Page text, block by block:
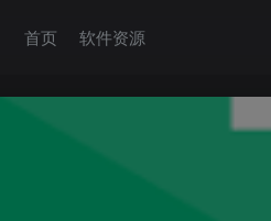
首页 软件资源